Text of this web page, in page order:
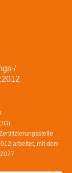
arbeitet, mit dem